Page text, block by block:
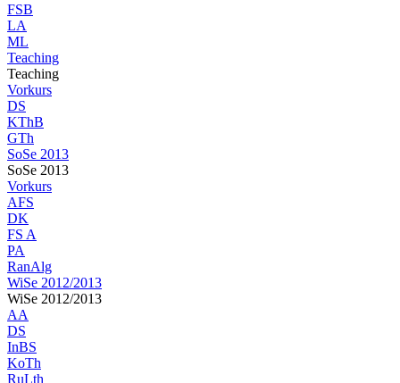
FSB
LA
ML
Teaching
Teaching
Vorkurs
DS
KThB
GTh
SoSe 2013
SoSe 2013
Vorkurs
AFS
DK
FS A
PA
RanAlg
WiSe 2012/2013
WiSe 2012/2013
AA
DS
InBS
KoTh
RuLth